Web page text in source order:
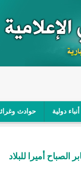
أنباء دولية حوادث
خرق الحاجز الأمني
للنظام التربوي/
أميرا للبلاد